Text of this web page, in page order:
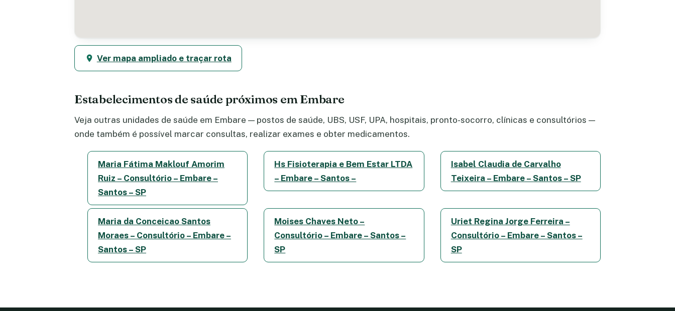
Ver mapa ampliado e traçar rota
Estabelecimentos de saúde próximos em Embare
Veja outras unidades de saúde em Embare — postos de saúde, UBS, USF, UPA, hospitais, pronto-socorro, clínicas e consultórios —
onde também é possível marcar consultas, realizar exames e obter medicamentos.
Maria Fátima Maklouf Amorim
Ruiz – Consultório – Embare –
Santos – SP
Hs Fisioterapia e Bem Estar LTDA
– Embare – Santos –
Isabel Claudia de Carvalho
Teixeira – Embare – Santos – SP
Maria da Conceicao Santos
Moraes – Consultório – Embare –
Santos – SP
Moises Chaves Neto –
Consultório – Embare – Santos –
SP
Uriet Regina Jorge Ferreira –
Consultório – Embare – Santos –
SP